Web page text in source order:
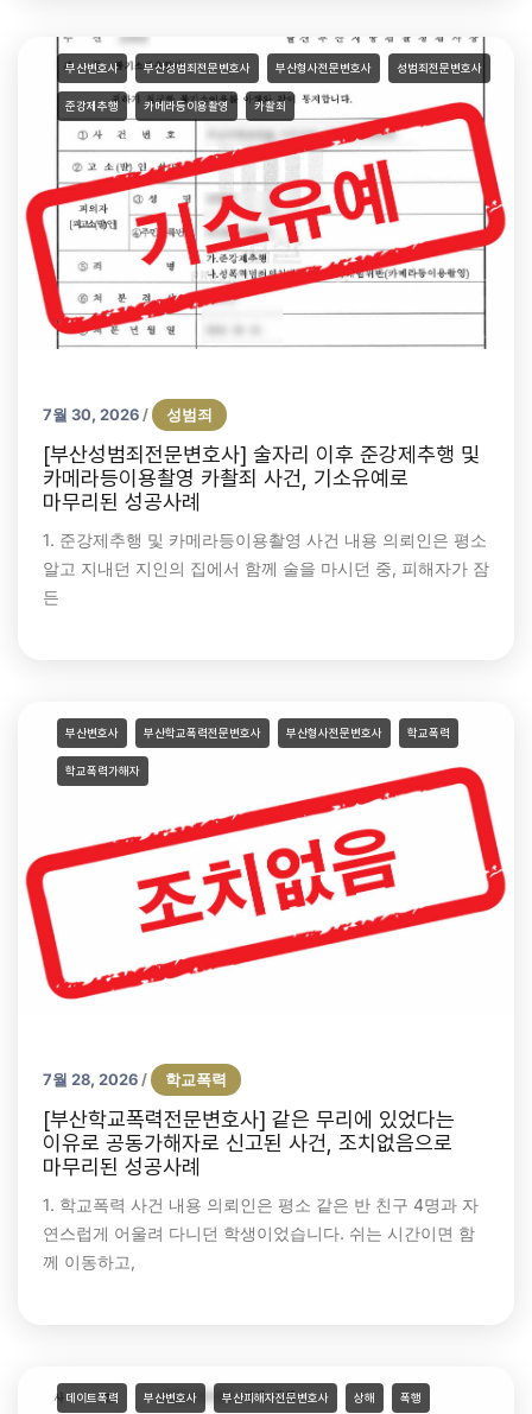
부산변호사 부산성범죄전문변호사 부산형사전문변호사 성범죄전문변호사
준강제추행 카메라등이용촬영 카촬죄
7월 30, 2026 / 성범죄
[부산성범죄전문변호사] 술자리 이후 준강제추행 및
카메라등이용촬영 카촬죄 사건, 기소유예로
마무리된 성공사례
1. 준강제추행 및 카메라등이용촬영 사건 내용 의뢰인은 평소
알고 지내던 지인의 집에서 함께 술을 마시던 중, 피해자가 잠
든
부산변호사 부산학교폭력전문변호사 부산형사전문변호사 학교폭력
학교폭력가해자
7월 28, 2026 / 학교폭력
[부산학교폭력전문변호사] 같은 무리에 있었다는
이유로 공동가해자로 신고된 사건, 조치없음으로
마무리된 성공사례
1. 학교폭력 사건 내용 의뢰인은 평소 같은 반 친구 4명과 자
연스럽게 어울려 다니던 학생이었습니다. 쉬는 시간이면 함
께 이동하고,
데이트폭력 부산변호사 부산피해자전문변호사 상해 폭행